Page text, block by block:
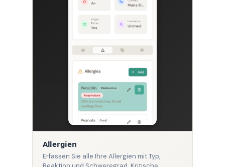
Allergien
Erfassen Sie alle Ihre Allergien mit Typ,